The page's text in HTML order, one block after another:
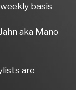
basis
aka Mano
are